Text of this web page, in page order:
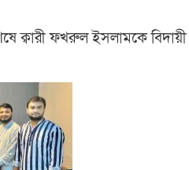
ক্বারী ফখরুল ইসলামকে বিদায়ী